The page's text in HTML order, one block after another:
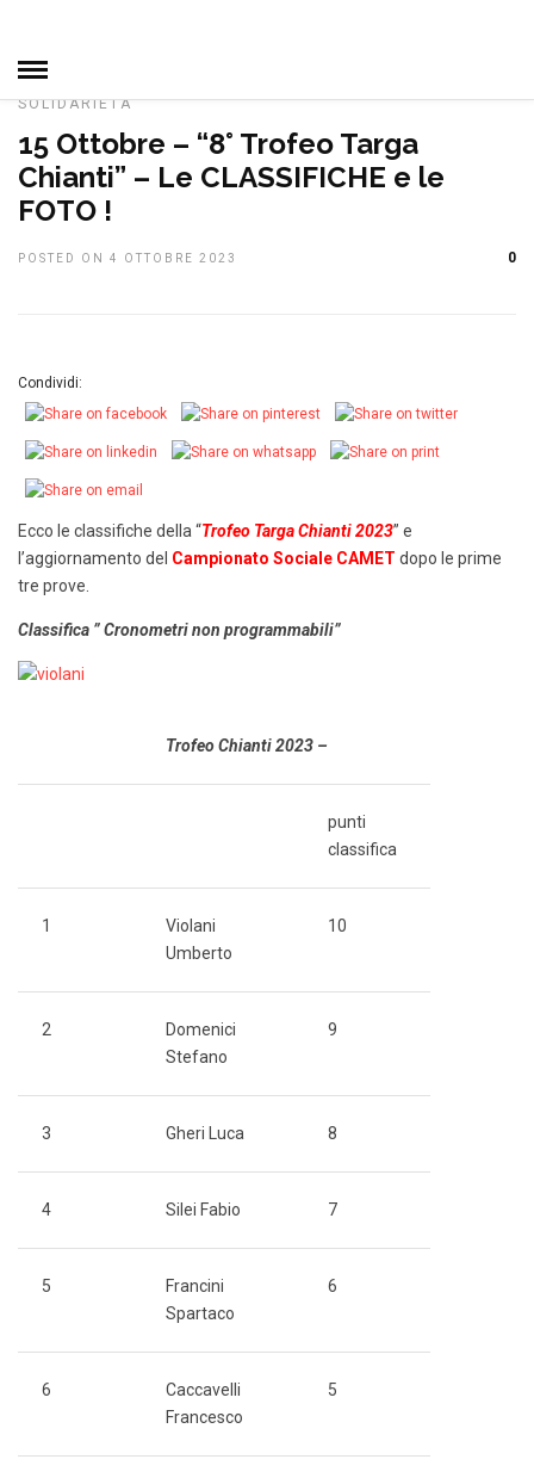
NOTIZIE, EVENTI E MANIFESTAZIONI
SOLIDARIETÀ
15 Ottobre – “8° Trofeo Targa
Chianti” – Le CLASSIFICHE e le
FOTO !
POSTED ON 4 OTTOBRE 2023 0
Condividi:
Ecco le classifiche della “Trofeo Targa Chianti 2023” e
l’aggiornamento del Campionato Sociale CAMET dopo le prime
tre prove.
Classifica ” Cronometri non programmabili”
Trofeo Chianti 2023 –
punti
classifica
1
Violani
Umberto
10
2
Domenici
Stefano
9
3 Gheri Luca 8
4 Silei Fabio 7
5
Francini
Spartaco
6
6
Caccavelli
Francesco
5